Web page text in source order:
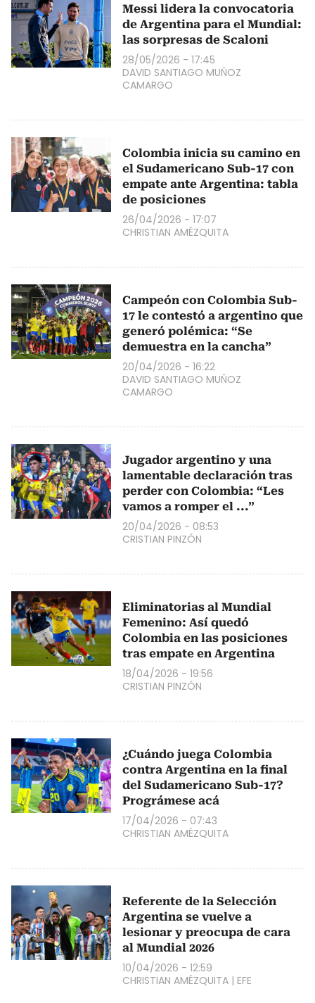
Messi lidera la convocatoria
de Argentina para el Mundial:
las sorpresas de Scaloni
28/05/2026 - 17:45
DAVID SANTIAGO MUÑOZ
CAMARGO
Colombia inicia su camino en
el Sudamericano Sub-17 con
empate ante Argentina: tabla
de posiciones
26/04/2026 - 17:07
CHRISTIAN AMÉZQUITA
Campeón con Colombia Sub-
17 le contestó a argentino que
generó polémica: “Se
demuestra en la cancha”
20/04/2026 - 16:22
DAVID SANTIAGO MUÑOZ
CAMARGO
Jugador argentino y una
lamentable declaración tras
perder con Colombia: “Les
vamos a romper el ...”
20/04/2026 - 08:53
CRISTIAN PINZÓN
Eliminatorias al Mundial
Femenino: Así quedó
Colombia en las posiciones
tras empate en Argentina
18/04/2026 - 19:56
CRISTIAN PINZÓN
¿Cuándo juega Colombia
contra Argentina en la final
del Sudamericano Sub-17?
Prográmese acá
17/04/2026 - 07:43
CHRISTIAN AMÉZQUITA
Referente de la Selección
Argentina se vuelve a
lesionar y preocupa de cara
al Mundial 2026
10/04/2026 - 12:59
CHRISTIAN AMÉZQUITA | EFE